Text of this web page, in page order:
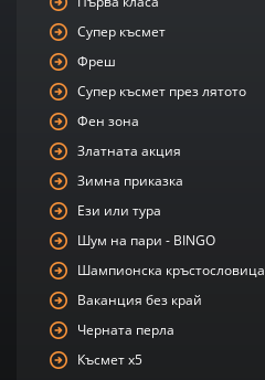
Супер късмет
Фреш
Супер късмет през лятото
Фен зона
Златната акция
Зимна приказка
Ези или тура
Шум на пари - BINGO
Шампионска кръстословица
Ваканция без край
Черната перла
Късмет х5